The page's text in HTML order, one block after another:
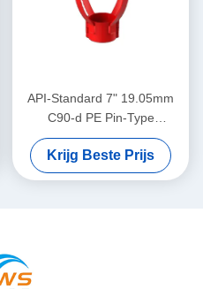
API-Standard 7" 19.05mm
C90-d PE Pin-Type
Centralizer voor het
Beperken van Casing
Centralizer Verplaatsing in
Krijg Beste Prijs